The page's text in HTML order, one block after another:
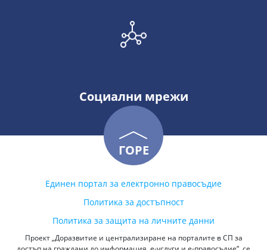
Социални мрежи
ГОРЕ
Единен портал за електронно правосъдие
Политика за достъпност
Политика за защита на личните данни
Проект „Доразвитие и централизиране на порталите в СП за